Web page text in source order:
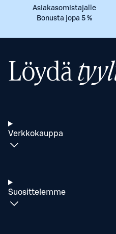
Asiakasomistajalle
Bonusta jopa 5 %
Löydä
Verkkokauppa
Suosittelemme